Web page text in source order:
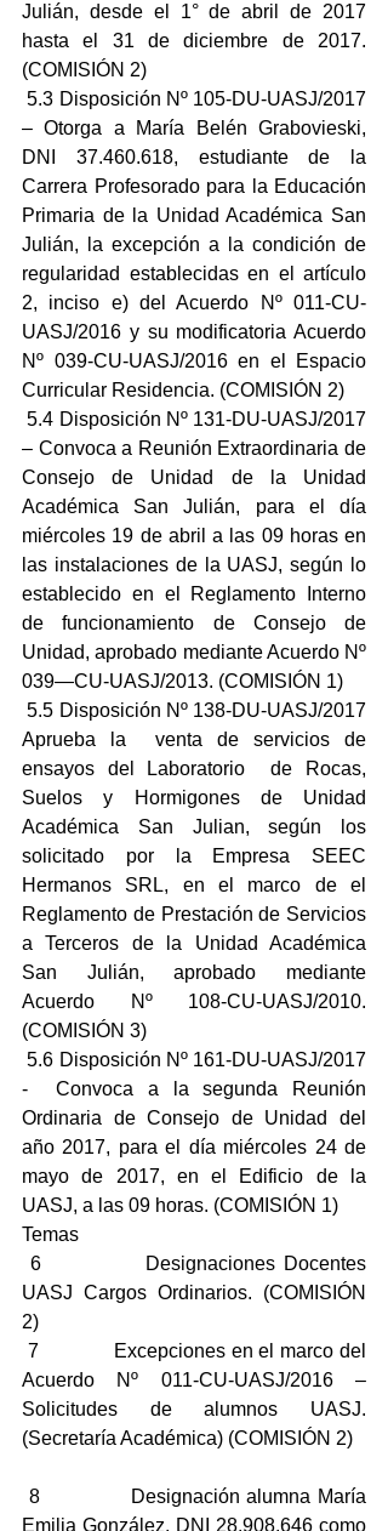
Julián, desde el 1° de abril de 2017
hasta el 31 de diciembre de 2017.
(COMISIÓN 2)
5.3 Disposición Nº 105-DU-UASJ/2017
– Otorga a María Belén Grabovieski,
DNI 37.460.618, estudiante de la
Carrera Profesorado para la Educación
Primaria de la Unidad Académica San
Julián, la excepción a la condición de
regularidad establecidas en el artículo
2, inciso e) del Acuerdo Nº 011-CU-
UASJ/2016 y su modificatoria Acuerdo
Nº 039-CU-UASJ/2016 en el Espacio
Curricular Residencia. (COMISIÓN 2)
5.4 Disposición Nº 131-DU-UASJ/2017
– Convoca a Reunión Extraordinaria de
Consejo de Unidad de la Unidad
Académica San Julián, para el día
miércoles 19 de abril a las 09 horas en
las instalaciones de la UASJ, según lo
establecido en el Reglamento Interno
de funcionamiento de Consejo de
Unidad, aprobado mediante Acuerdo Nº
039—CU-UASJ/2013. (COMISIÓN 1)
5.5 Disposición Nº 138-DU-UASJ/2017
Aprueba la  venta de servicios de
ensayos del Laboratorio  de Rocas,
Suelos y Hormigones de Unidad
Académica San Julian, según los
solicitado por la Empresa SEEC
Hermanos SRL, en el marco de el
Reglamento de Prestación de Servicios
a Terceros de la Unidad Académica
San Julián, aprobado mediante
Acuerdo Nº 108-CU-UASJ/2010.
(COMISIÓN 3)
5.6 Disposición Nº 161-DU-UASJ/2017
-  Convoca a la segunda Reunión
Ordinaria de Consejo de Unidad del
año 2017, para el día miércoles 24 de
mayo de 2017, en el Edificio de la
UASJ, a las 09 horas. (COMISIÓN 1)
Temas
UASJ Cargos Ordinarios. (COMISIÓN
2)
Acuerdo Nº 011-CU-UASJ/2016 –
Solicitudes de alumnos UASJ.
(Secretaría Académica) (COMISIÓN 2)
Emilia González, DNI 28.908.646 como